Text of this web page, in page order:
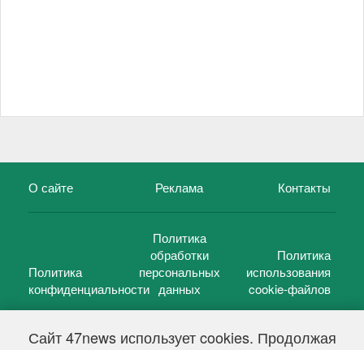
Сайт 47news использует cookies. Продолжая
О сайте Реклама Контакты
Политика
конфиденциальности
Политика
обработки
персональных
данных
Политика
использования
cookie-файлов